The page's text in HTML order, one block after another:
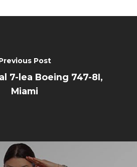
Post
7-lea Boeing 747-8I,
Miami